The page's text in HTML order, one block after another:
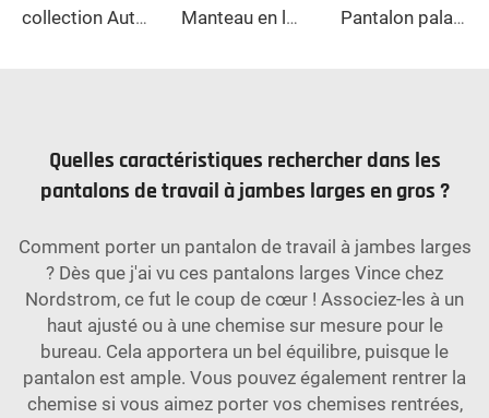
collection Automne-Hiver 2025 - Nouveaux Pantalons Décontractés Amples Droits à Taille Haute en Taille - Design Slim Fit avec Motif Uni Manteau en laine ajusté pour femme, couleur unie, manches longues, veste chaude d'automne hiver, manteau ample - Événement promotionnel de transformation brute Pantalon palazzo droit long à taille haute pour femme, coupe ample décontractée avec fermeture à glissière, idéal pour le bureau ou le travail au printemps
Quelles caractéristiques rechercher dans les
pantalons de travail à jambes larges en gros ?
Comment porter un pantalon de travail à jambes larges
? Dès que j'ai vu ces pantalons larges Vince chez
Nordstrom, ce fut le coup de cœur ! Associez-les à un
haut ajusté ou à une chemise sur mesure pour le
bureau. Cela apportera un bel équilibre, puisque le
pantalon est ample. Vous pouvez également rentrer la
chemise si vous aimez porter vos chemises rentrées,